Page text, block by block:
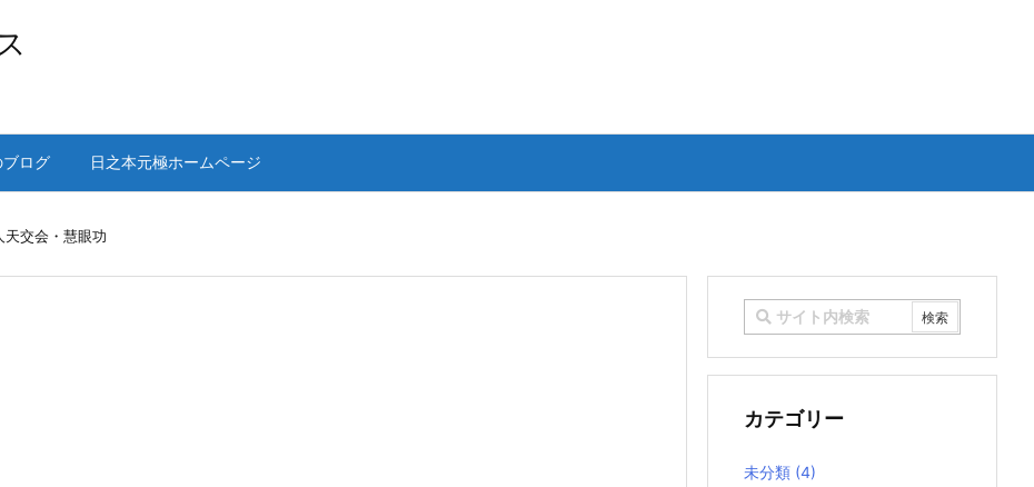
ログ 日之本元極ホームページ
天交会・慧眼功
カテゴリー
未分類 (4)